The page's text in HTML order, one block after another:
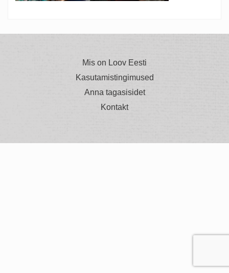
Mis on Loov Eesti
Kasutamistingimused
Anna tagasisidet
Kontakt